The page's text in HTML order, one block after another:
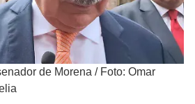
de Morena / Foto: Omar